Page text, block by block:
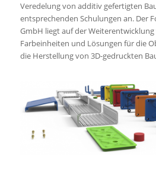
Veredelung von additiv gefertigten
entsprechenden Schulungen an. Der
GmbH liegt auf der
Farbeinheiten und Lösungen für die
die Herstellung von 3D-gedruckten